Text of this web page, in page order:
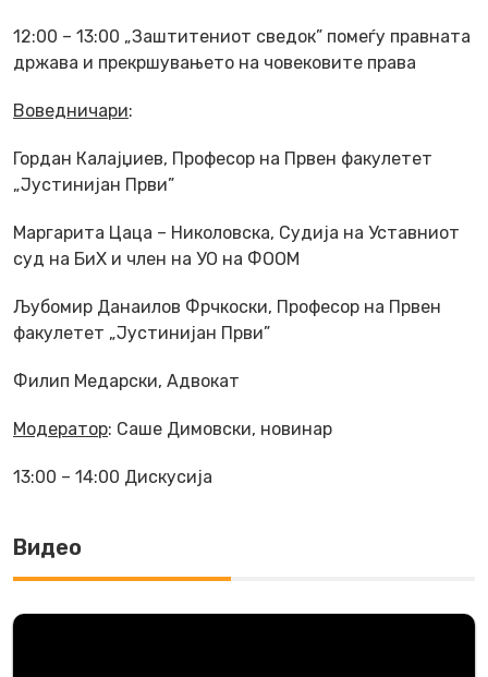
12:00 – 13:00 „Заштитениот сведок” помеѓу правната
држава и прекршувањето на човековите права
Воведничари:
Гордан Калајџиев, Професор на Првен факулетет
„Јустинијан Први”
Маргарита Цаца – Николовска, Судија на Уставниот
суд на БиХ и член на УО на ФООМ
Љубомир Данаилов Фрчкоски, Професор на Првен
факулетет „Јустинијан Први”
Филип Медарски, Адвокат
Модератор: Саше Димовски, новинар
13:00 – 14:00 Дискусија
Видео